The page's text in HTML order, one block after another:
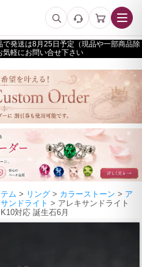
で発送は
予定（現品や一部商品除
気軽にお問い合せ下さい
ム > リング > カラーストーン > ア
ンドライト > アレキサンドライト
対応 誕生石6月